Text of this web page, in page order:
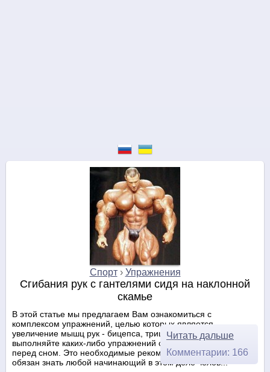
Спорт› Упражнения
Сгибания рук с гантелями сидя на наклонной
скамье
В этой статье мы предлагаем Вам ознакомиться с
комплексом упражнений, целью которых является
увеличение мышц рук - бицепса, трицепса, предплечья. Не
выполняйте каких-либо упражнений сразу после еды или
перед сном. Это необходимые рекомендации, которые
обязан знать любой начинающий в этом деле челов...
Читать дальше
Комментарии: 166